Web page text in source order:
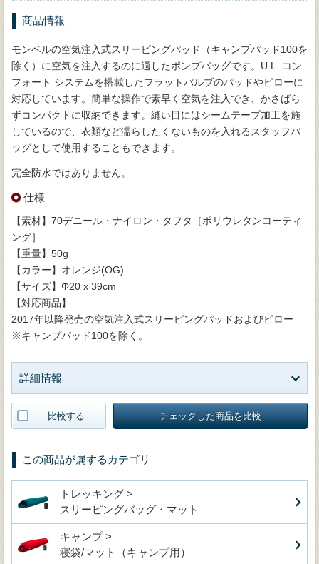
商品情報
モンベルの空気注入式スリーピングパッド（キャンプパッド100を
除く）に空気を注入するのに適したポンプバッグです。U.L. コン
フォート システムを搭載したフラットバルブのパッドやピローに
対応しています。簡単な操作で素早く空気を注入でき、かさばら
ずコンパクトに収納できます。縫い目にはシームテープ加工を施
しているので、衣類など濡らしたくないものを入れるスタッフバ
ッグとして使用することもできます。
完全防水ではありません。
仕様
【素材】70デニール・ナイロン・タフタ［ポリウレタンコーティ
ング］
【重量】50g
【カラー】オレンジ(OG)
【サイズ】Φ20 x 39cm
【対応商品】
2017年以降発売の空気注入式スリーピングパッドおよびピロー
※キャンプパッド100を除く。
詳細情報
比較する チェックした商品を比較
この商品が属するカテゴリ
トレッキング >
スリーピングバッグ・マット
キャンプ >
寝袋/マット（キャンプ用）